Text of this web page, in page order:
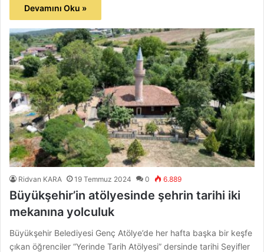
Devamını Oku »
Ridvan KARA 19 Temmuz 2024 0 6.889
Büyükşehir’in atölyesinde şehrin tarihi iki
mekanına yolculuk
Büyükşehir Belediyesi Genç Atölye’de her hafta başka bir keşfe
çıkan öğrenciler “Yerinde Tarih Atölyesi” dersinde tarihi Seyifler